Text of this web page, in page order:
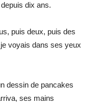
dix ans.
puis deux, puis des
voyais dans ses yeux
dessin de pancakes
ses mains